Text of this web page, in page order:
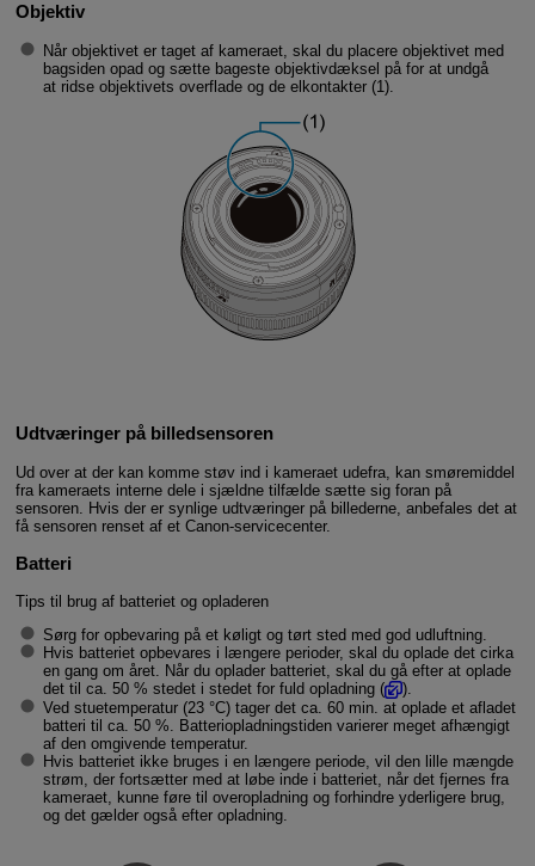
Objektiv
Når objektivet er taget af kameraet, skal du placere objektivet med
bagsiden opad og sætte bageste objektivdæksel på for at undgå
at ridse objektivets overflade og de elkontakter (1).
Udtværinger på billedsensoren
Ud over at der kan komme støv ind i kameraet udefra, kan smøremiddel
fra kameraets interne dele i sjældne tilfælde sætte sig foran på
sensoren. Hvis der er synlige udtværinger på billederne, anbefales det at
få sensoren renset af et Canon-servicecenter.
Batteri
Tips til brug af batteriet og opladeren
Sørg for opbevaring på et køligt og tørt sted med god udluftning.
Hvis batteriet opbevares i længere perioder, skal du oplade det cirka
en gang om året. Når du oplader batteriet, skal du gå efter at oplade
det til ca. 50 % stedet i stedet for fuld opladning (
).
Ved stuetemperatur (23 °C) tager det ca. 60 min. at oplade et afladet
batteri til ca. 50 %. Batteriopladningstiden varierer meget afhængigt
af den omgivende temperatur.
Hvis batteriet ikke bruges i en længere periode, vil den lille mængde
strøm, der fortsætter med at løbe inde i batteriet, når det fjernes fra
kameraet, kunne føre til overopladning og forhindre yderligere brug,
og det gælder også efter opladning.